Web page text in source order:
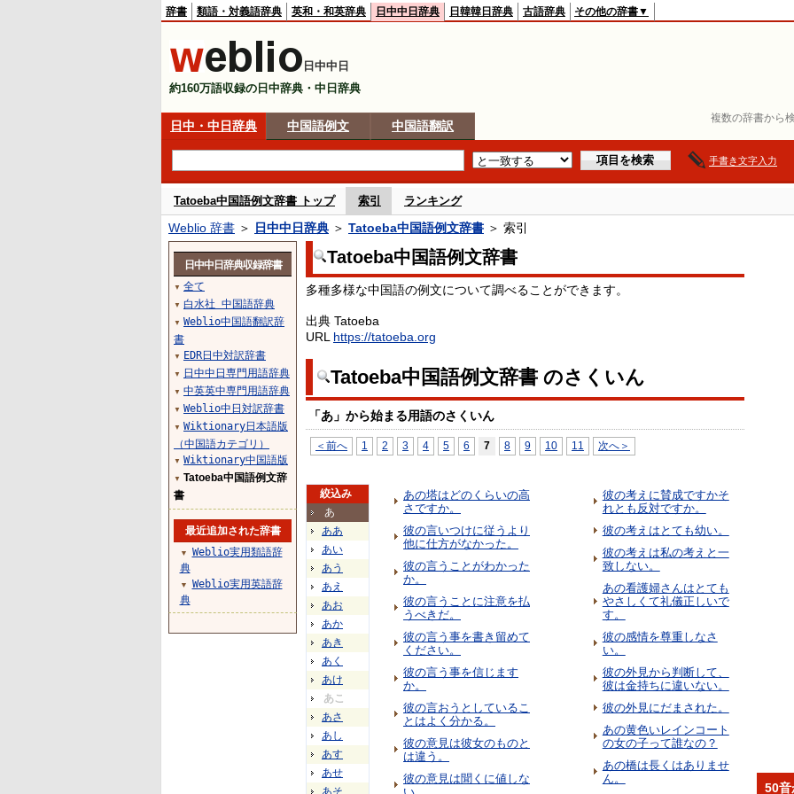
複数の辞書から
辞書 類語・対義語辞典 英和・和英辞典 日中中日辞典 日韓韓日辞典 古語辞典 その他の辞書▼
日中中日
約160万語収録の日中辞典・中日辞典
日中・中日辞典 中国語例文 中国語翻訳
手書き文字入力
Tatoeba中国語例文辞書 トップ 索引 ランキング
Weblio 辞書 ＞ 日中中日辞典 ＞ Tatoeba中国語例文辞書 ＞ 索引
Tatoeba中国語例文辞書
多種多様な中国語の例文について調べることができます。
出典 Tatoeba
URL https://tatoeba.org
Tatoeba中国語例文辞書 のさくいん
「あ」から始まる用語のさくいん
＜前へ 1 2 3 4 5 6 7 8 9 10 11 次へ＞
絞込み
あ
ああ
あい
あう
あえ
あお
あか
あき
あく
あけ
あこ
あさ
あし
あす
あせ
あそ
あの塔はどのくらいの高
さですか。
彼の言いつけに従うより
他に仕方がなかった。
彼の言うことがわかった
か。
彼の言うことに注意を払
うべきだ。
彼の言う事を書き留めて
ください。
彼の言う事を信じます
か。
彼の言おうとしているこ
とはよく分かる。
彼の意見は彼女のものと
は違う。
彼の意見は聞くに値しな
彼の考えに賛成ですかそ
れとも反対ですか。
彼の考えはとても幼い。
彼の考えは私の考えと一
致しない。
あの看護婦さんはとても
やさしくて礼儀正しいで
す。
彼の感情を尊重しなさ
い。
彼の外見から判断して、
彼は金持ちに違いない。
彼の外見にだまされた。
あの黄色いレインコート
の女の子って誰なの？
あの橋は長くはありませ
ん。
日中中日辞典収録辞書
▼ 全て
▼ 白水社 中国語辞典
▼ Weblio中国語翻訳辞
書
▼ EDR日中対訳辞書
▼ 日中中日専門用語辞典
▼ 中英英中専門用語辞典
▼ Weblio中日対訳辞書
▼ Wiktionary日本語版
（中国語カテゴリ）
▼ Wiktionary中国語版
▼ Tatoeba中国語例文辞
書
最近追加された辞書
▼
Weblio実用類語辞
典
▼
Weblio実用英語辞
典
50音